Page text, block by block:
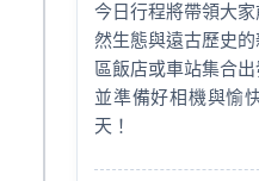
今日行程將帶領大
然生態與遠古歷史
區飯店或車站集合
並準備好相機與愉
天！